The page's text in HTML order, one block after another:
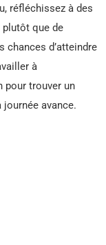
réfléchissez à des
que de
chances d’atteindre
à
pour trouver un
avance.